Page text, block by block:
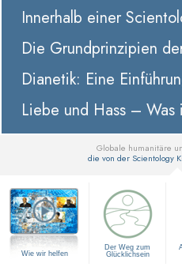
Innerhalb einer
Die Grundprinzipien
Dianetik: Eine
Liebe und Hass – Was
Globale humanitäre
die von der Scientology
Wie wir helfen
Der Weg zum
Glücklichsein